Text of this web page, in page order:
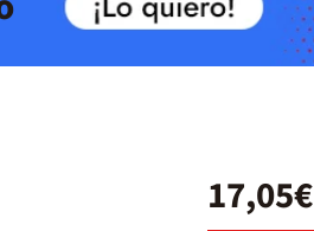
17,05€